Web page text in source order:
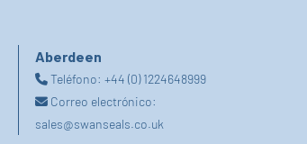
Aberdeen
Teléfono: +44 (0) 1224648999
Correo electrónico:
sales@swanseals.co.uk